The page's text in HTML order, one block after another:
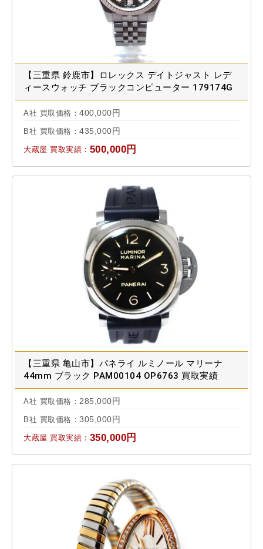
【三重県 鈴鹿市】ロレックス デイトジャスト レデ
ィースウォッチ ブラックコンピューター 179174G
買取実績 2021.01
A社 買取価格： 400,000円
B社 買取価格： 435,000円
大蔵屋 買取実績： 500,000円
【三重県 亀山市】パネライ ルミノール マリーナ
44mm ブラック PAM00104 OP6763 買取実績
2023.06
A社 買取価格： 285,000円
B社 買取価格： 305,000円
大蔵屋 買取実績： 350,000円